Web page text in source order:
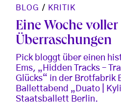
BLOG / KRITIK
Eine Woche voller
Überraschungen
Pick bloggt über einen
Ems, „Hidden Tracks –
Glücks“ in der Brotfabrik
Ballettabend „Duato |
Staatsballett Berlin.